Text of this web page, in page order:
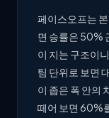
페이스오프는
면 승률은 50%
이 지는 구조이
팀 단위로 보면
이 좁은 폭 안의
떼어 보면 60%